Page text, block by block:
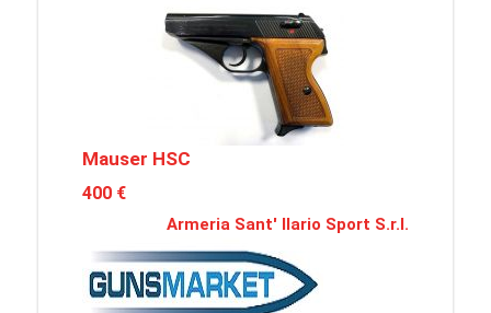
Mauser HSC
400 €
Armeria Sant' Ilario Sport S.r.l.